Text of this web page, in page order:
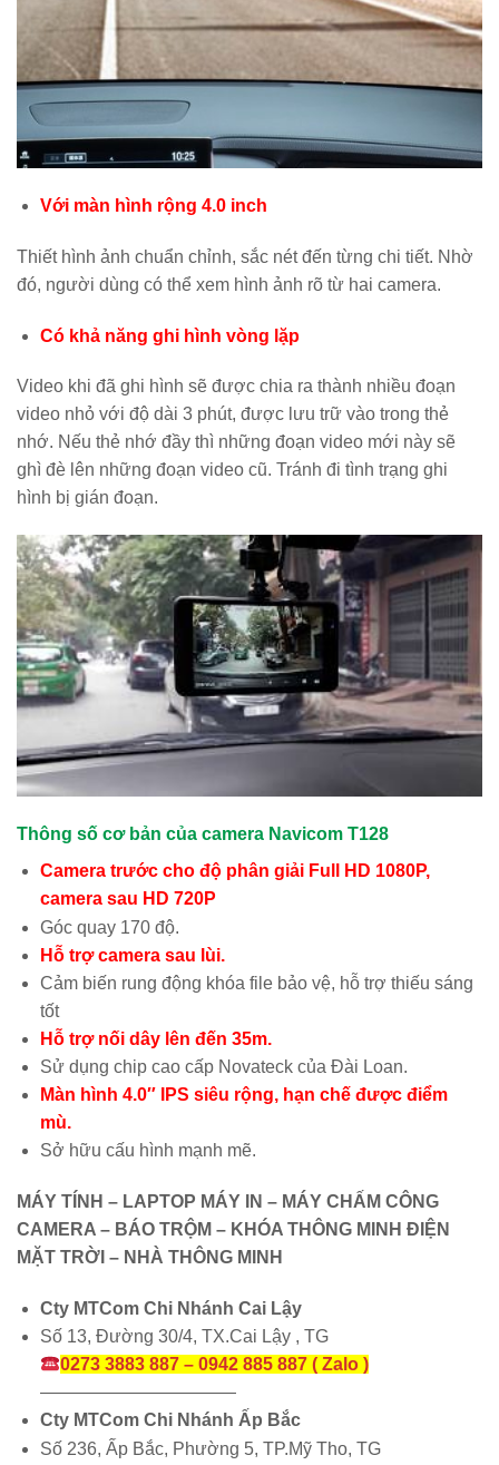
Với màn hình rộng 4.0 inch
Thiết hình ảnh chuẩn chỉnh, sắc nét đến từng chi tiết. Nhờ
đó, người dùng có thể xem hình ảnh rõ từ hai camera.
Có khả năng ghi hình vòng lặp
Video khi đã ghi hình sẽ được chia ra thành nhiều đoạn
video nhỏ với độ dài 3 phút, được lưu trữ vào trong thẻ
nhớ. Nếu thẻ nhớ đầy thì những đoạn video mới này sẽ
ghì đè lên những đoạn video cũ. Tránh đi tình trạng ghi
hình bị gián đoạn.
Thông số cơ bản của camera Navicom T128
Camera trước cho độ phân giải Full HD 1080P,
camera sau HD 720P
Góc quay 170 độ.
Hỗ trợ camera sau lùi.
Cảm biến rung động khóa file bảo vệ, hỗ trợ thiếu sáng
tốt
Hỗ trợ nối dây lên đến 35m.
Sử dụng chip cao cấp Novateck của Đài Loan.
Màn hình 4.0″ IPS siêu rộng, hạn chế được điểm
mù.
Sở hữu cấu hình mạnh mẽ.
MÁY TÍNH – LAPTOP MÁY IN – MÁY CHẤM CÔNG
CAMERA – BÁO TRỘM – KHÓA THÔNG MINH ĐIỆN
MẶT TRỜI – NHÀ THÔNG MINH
Cty MTCom Chi Nhánh Cai Lậy
Số 13, Đường 30/4, TX.Cai Lậy , TG
0273 3883 887 – 0942 885 887 ( Zalo )
———————————
Cty MTCom Chi Nhánh Ấp Bắc
Số 236, Ấp Bắc, Phường 5, TP.Mỹ Tho, TG